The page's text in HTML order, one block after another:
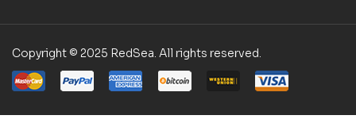
Copyright © 2025 RedSea. All rights reserved.